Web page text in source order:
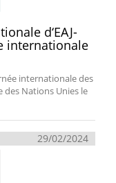
d‘EAJ-
internationale
internationale des
des Nations Unies le
29/02/2024